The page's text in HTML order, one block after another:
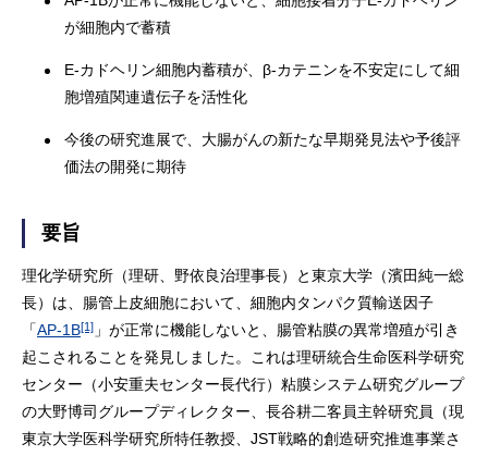
が細胞内で蓄積
E-カドヘリン細胞内蓄積が、β-カテニンを不安定にして細
胞増殖関連遺伝子を活性化
今後の研究進展で、大腸がんの新たな早期発見法や予後評
価法の開発に期待
要旨
理化学研究所（理研、野依良治理事長）と東京大学（濱田純一総
長）は、腸管上皮細胞において、細胞内タンパク質輸送因子
「AP-1B[1] 」が正常に機能しないと、腸管粘膜の異常増殖が引き
起こされることを発見しました。これは理研統合生命医科学研究
センター（小安重夫センター長代行）粘膜システム研究グループ
の大野博司グループディレクター、長谷耕二客員主幹研究員（現
東京大学医科学研究所特任教授、JST戦略的創造研究推進事業さ